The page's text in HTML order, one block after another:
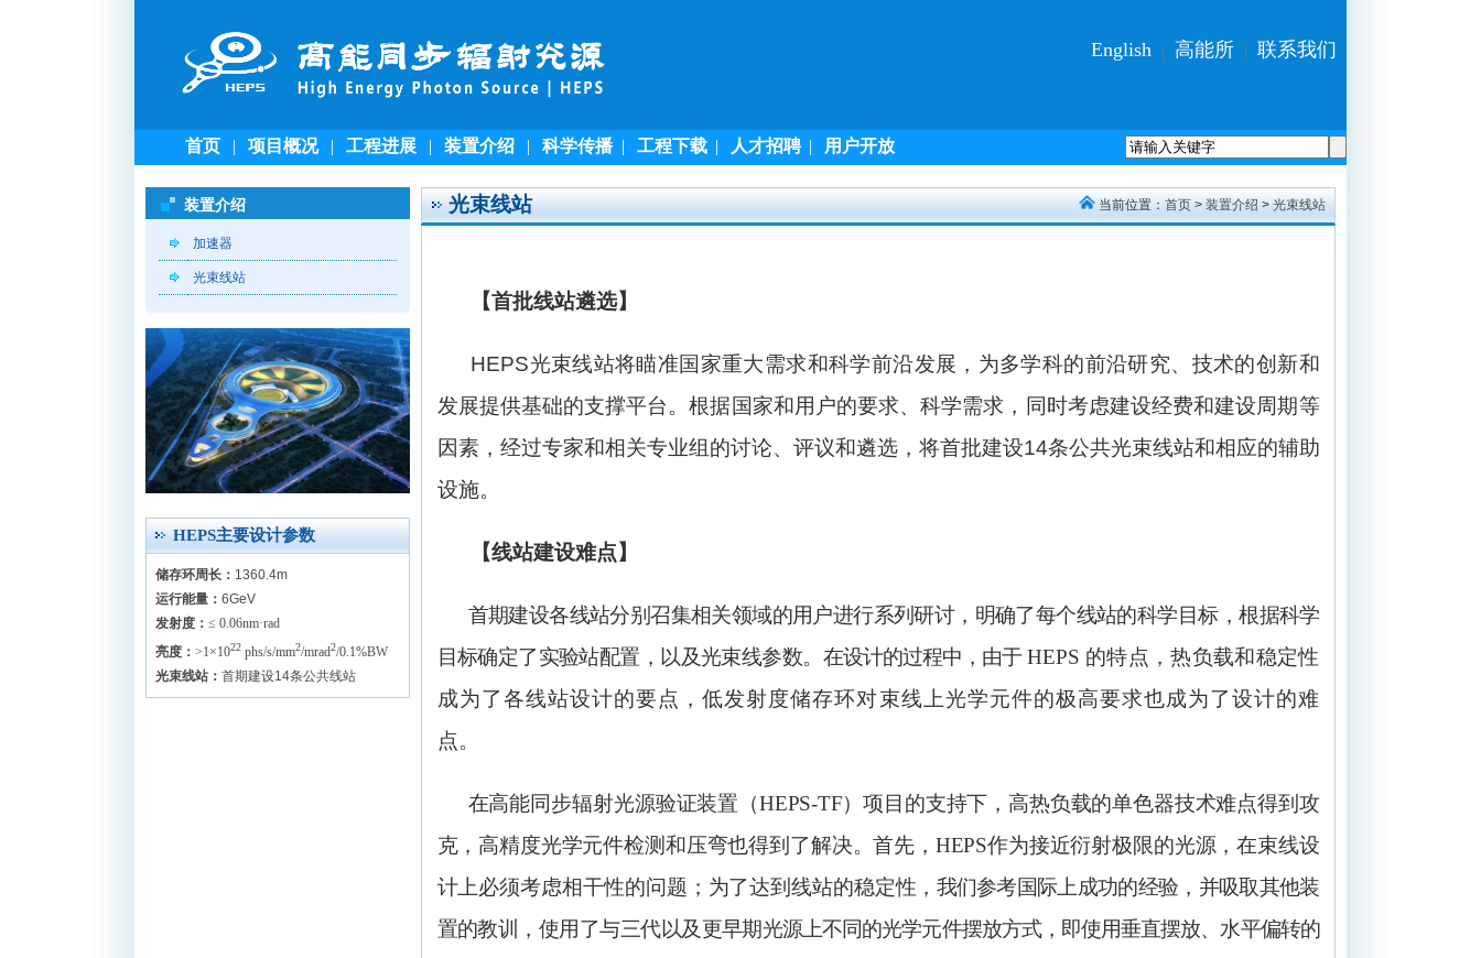
English 高能所 联系我们
首页 | 项目概况 | 工程进展 | 装置介绍 | 科学传播 | 工程下载 | 人才招聘 | 用户开放
装置介绍
加速器
光束线站
HEPS主要设计参数
储存环周长： 1360.4m
运行能量： 6GeV
发射度： ≤ 0.06nm·rad
亮度： >1×1022 phs/s/mm2/mrad2/0.1%BW
光束线站： 首期建设14条公共线站
光束线站 当前位置： 首页> 装置介绍 > 光束线站
【首批线站遴选】
HEPS光束线站将瞄准国家重大需求和科学前沿发展，为多学科的前沿研究、技术的创新和
发展提供基础的支撑平台。根据国家和用户的要求、科学需求，同时考虑建设经费和建设周期等
因素，经过专家和相关专业组的讨论、评议和遴选，将首批建设14条公共光束线站和相应的辅助
设施。
【线站建设难点】
首期建设各线站分别召集相关领域的用户进行系列研讨，明确了每个线站的科学 目标，根据科学
目标确定了实验站配置，以及光束线参数。 在设计的过程中，由于HEPS 的特点，热负载和稳定性
成为了各线站设计的要点，低发射度储存环对束线上光学元件的极高要求也成为了设计的难
点。
在高能同步辐射光源验证装置 （HEPS-TF）项目的支持下，高热负载的单色器技术难点得到攻
克，高精度光学元件检测和压弯也得到了解决。首先， HEPS作为接近衍射极限的光源，在束线设
计上必须考虑相干性的问题；为了达到线站的稳定性，我们参考国际上成功的经验，并吸取其他装
置的教训，使用了与三代以及更早期光源上不同的光学元件摆放方式，即使用垂直摆放、水平偏转的